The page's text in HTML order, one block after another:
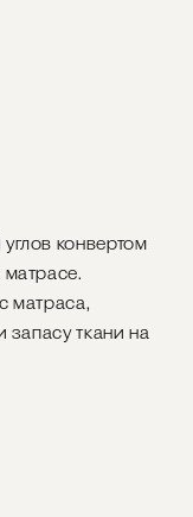
конвертом
матрасе.
матраса,
запасу ткани на